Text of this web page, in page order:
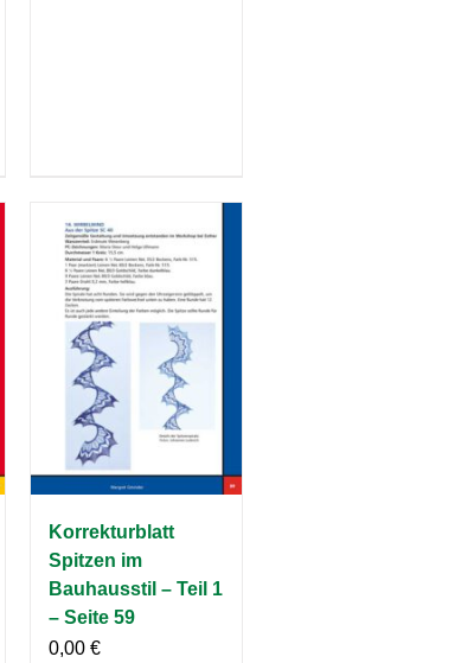
Korrekturblatt
Spitzen im
Bauhausstil – Teil 1
– Seite 59
0,00 €